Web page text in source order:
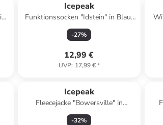
Icepeak
Funktionssocken "Idstein" in Blau/
Grün/ Grau
-27%
12,99 €
UVP: 17,99 €*
Icepeak
Fleecejacke "Bowersville" in
Dunkelblau
-32%